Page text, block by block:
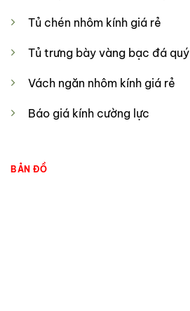
Tủ chén nhôm kính giá rẻ
Tủ trưng bày vàng bạc đá quý
Vách ngăn nhôm kính giá rẻ
Báo giá kính cường lực
BẢN ĐỒ